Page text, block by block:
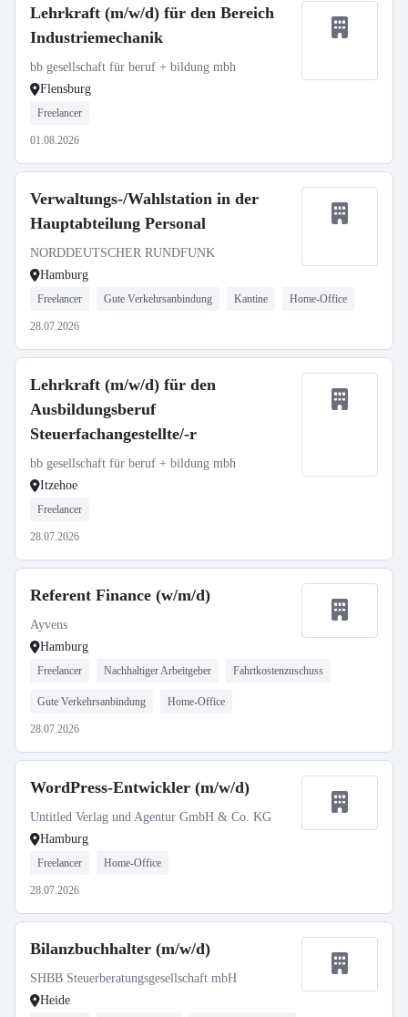
Lehrkraft (m/w/d) für den Bereich
Industriemechanik
bb gesellschaft für beruf + bildung mbh
Flensburg
Freelancer
01.08.2026
Verwaltungs-/Wahlstation in der
Hauptabteilung Personal
NORDDEUTSCHER RUNDFUNK
Hamburg
Freelancer Gute Verkehrsanbindung Kantine Home-Office
28.07.2026
Lehrkraft (m/w/d) für den
Ausbildungsberuf
Steuerfachangestellte/-r
bb gesellschaft für beruf + bildung mbh
Itzehoe
Freelancer
28.07.2026
Referent Finance (w/m/d)
Ayvens
Hamburg
Freelancer Nachhaltiger Arbeitgeber Fahrtkostenzuschuss
Gute Verkehrsanbindung Home-Office
28.07.2026
WordPress-Entwickler (m/w/d)
Untitled Verlag und Agentur GmbH & Co. KG
Hamburg
Freelancer Home-Office
28.07.2026
Bilanzbuchhalter (m/w/d)
SHBB Steuerberatungsgesellschaft mbH
Heide